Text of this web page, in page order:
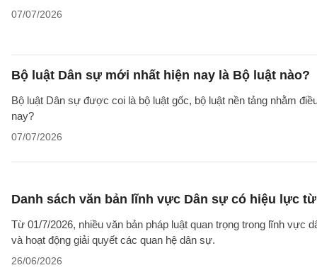
07/07/2026
Bộ luật Dân sự mới nhất hiện nay là Bộ luật nào?
Bộ luật Dân sự được coi là bộ luật gốc, bộ luật nền tảng nhằm
nay?
07/07/2026
Danh sách văn bản lĩnh vực Dân sự có hiệu lực từ
Từ 01/7/2026, nhiều văn bản pháp luật quan trọng trong lĩnh
và hoạt động giải quyết các quan hệ dân sự.
26/06/2026